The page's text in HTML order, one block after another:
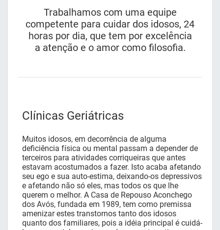
Trabalhamos com uma equipe
competente para cuidar dos idosos, 24
horas por dia, que tem por excelência
a atenção e o amor como filosofia.
Clínicas Geriátricas
Muitos idosos, em decorrência de alguma
deficiência física ou mental passam a depender de
terceiros para atividades corriqueiras que antes
estavam acostumados a fazer. Isto acaba afetando
seu ego e sua auto-estima, deixando-os depressivos
e afetando não só eles, mas todos os que lhe
querem o melhor. A Casa de Repouso Aconchego
dos Avós, fundada em 1989, tem como premissa
amenizar estes transtornos tanto dos idosos
quanto dos familiares, pois a idéia principal é cuidá-